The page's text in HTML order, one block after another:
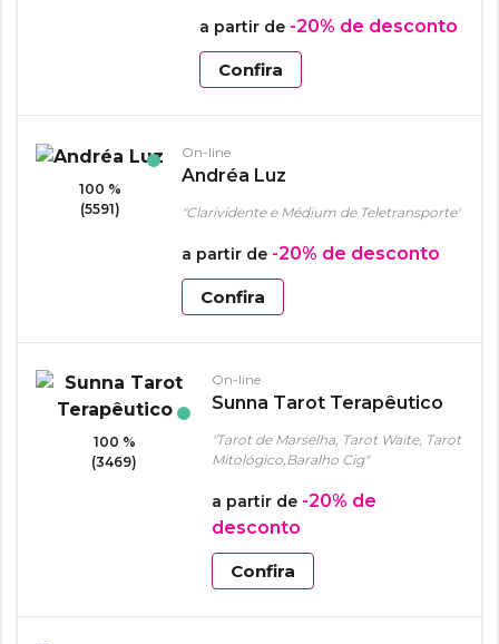
a partir de -20% de desconto
Confira
100 %
(5591)
On-line
Andréa Luz
"Clarividente e Médium de Teletransporte"
a partir de -20% de desconto
Confira
100 %
(3469)
On-line
Sunna Tarot Terapêutico
"Tarot de Marselha, Tarot Waite, Tarot
Mitológico,Baralho Cig"
a partir de -20% de
desconto
Confira